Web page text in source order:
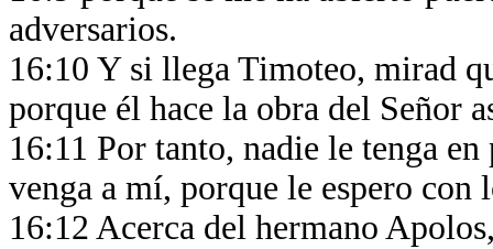
adversarios.
16:10 Y si llega Timoteo, mirad
porque él hace la obra del Señor
16:11 Por tanto, nadie le tenga
venga a mí, porque le espero con
16:12 Acerca del hermano